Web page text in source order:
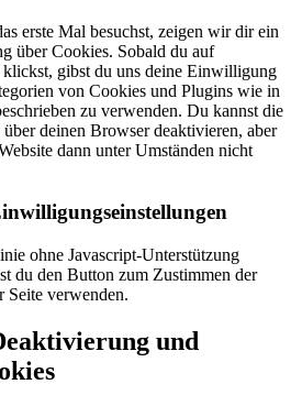
erste Mal besuchst, zeigen wir dir ein
über Cookies. Sobald du auf
klickst, gibst du uns deine Einwilligung
von Cookies und Plugins wie in
zu verwenden. Du kannst die
deinen Browser deaktivieren, aber
dann unter Umständen nicht
ohne Javascript-Unterstützung
du den Button zum Zustimmen der
verwenden.
und